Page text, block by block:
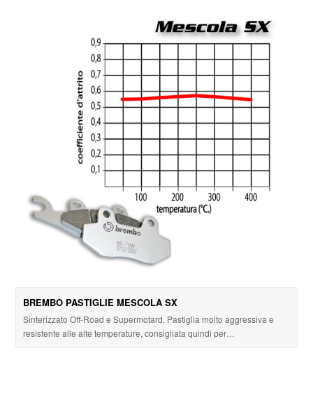
BREMBO PASTIGLIE MESCOLA SX
Sinterizzato Off-Road e Supermotard. Pastiglia molto aggressiva e
resistente alle alte temperature, consigliata quindi per…